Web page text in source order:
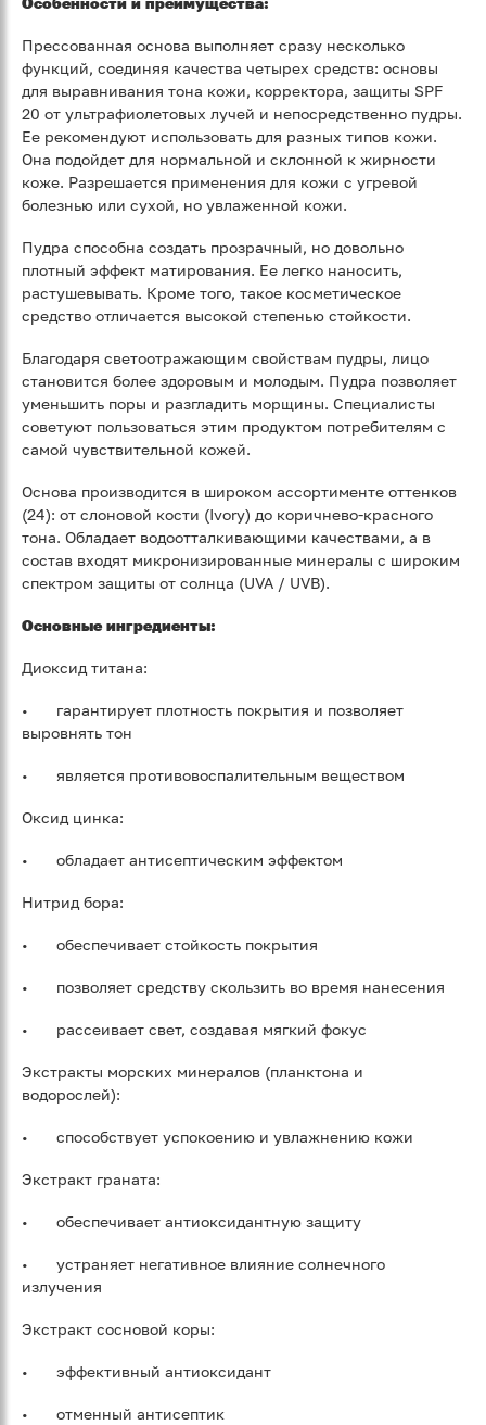
Прессованная основа выполняет сразу несколько
функций, соединяя качества четырех средств: основы
для выравнивания тона кожи, корректора, защиты SPF
20 от ультрафиолетовых лучей и непосредственно пудры.
Ее рекомендуют использовать для разных типов кожи.
Она подойдет для нормальной и склонной к жирности
коже. Разрешается применения для кожи с угревой
болезнью или сухой, но увлаженной кожи.
Пудра способна создать прозрачный, но довольно
плотный эффект матирования. Ее легко наносить,
растушевывать. Кроме того, такое косметическое
средство отличается высокой степенью стойкости.
Благодаря светоотражающим свойствам пудры, лицо
становится более здоровым и молодым. Пудра позволяет
уменьшить поры и разгладить морщины. Специалисты
советуют пользоваться этим продуктом потребителям с
самой чувствительной кожей.
Основа производится в широком ассортименте оттенков
(24): от слоновой кости (Ivory) до коричнево-красного
тона. Обладает водоотталкивающими качествами, а в
состав входят микронизированные минералы с широким
спектром защиты от солнца (UVA / UVB).
Основные ингредиенты:
Диоксид титана:
•
гарантирует плотность покрытия и позволяет
выровнять тон
• является противовоспалительным веществом
Оксид цинка:
• обладает антисептическим эффектом
Нитрид бора:
• обеспечивает стойкость покрытия
• позволяет средству скользить во время нанесения
• рассеивает свет, создавая мягкий фокус
Экстракты морских минералов (планктона и
водорослей):
• способствует успокоению и увлажнению кожи
Экстракт граната:
• обеспечивает антиоксидантную защиту
•
устраняет негативное влияние солнечного
излучения
Экстракт сосновой коры:
• эффективный антиоксидант
• отменный антисептик